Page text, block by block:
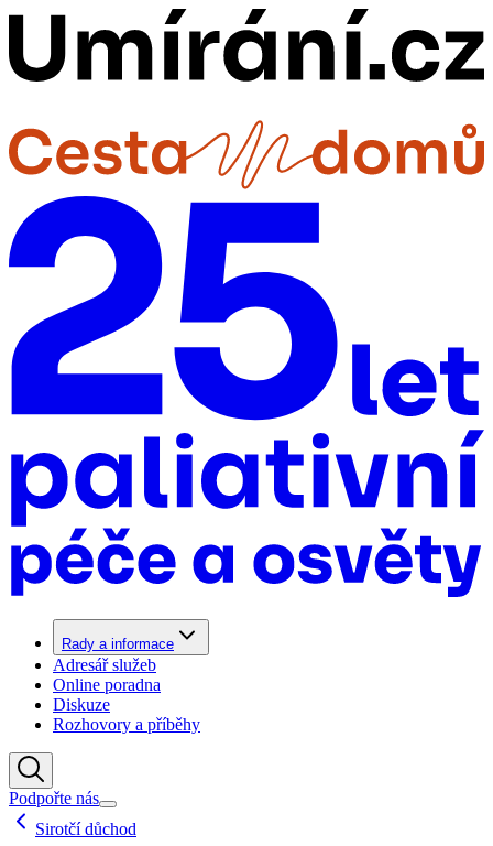
Rady a informace
Adresář služeb
Online poradna
Diskuze
Rozhovory a příběhy
Podpořte nás
Sirotčí důchod